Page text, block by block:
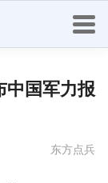
国军力报
东方点兵